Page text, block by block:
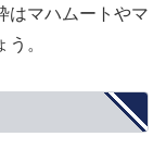
はマハムートやマ
。